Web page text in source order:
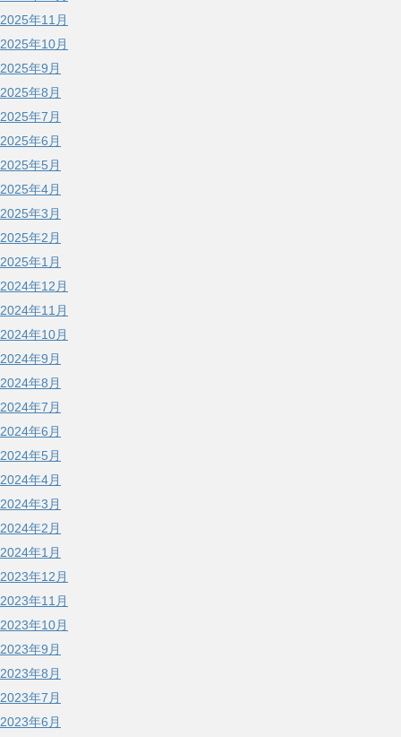
2025年11月
2025年10月
2025年9月
2025年8月
2025年7月
2025年6月
2025年5月
2025年4月
2025年3月
2025年2月
2025年1月
2024年12月
2024年11月
2024年10月
2024年9月
2024年8月
2024年7月
2024年6月
2024年5月
2024年4月
2024年3月
2024年2月
2024年1月
2023年12月
2023年11月
2023年10月
2023年9月
2023年8月
2023年7月
2023年6月